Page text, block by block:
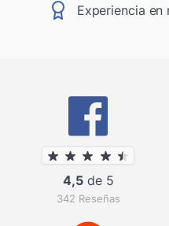
Experiencia en
4,5de 5
342 Reseñas